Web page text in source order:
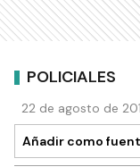
POLICIALES
22 de agosto de
Añadir como